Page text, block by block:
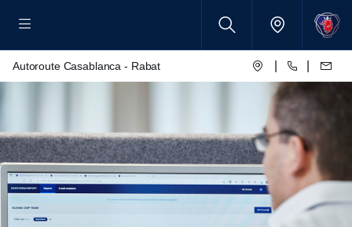
Autoroute Casablanca - Rabat